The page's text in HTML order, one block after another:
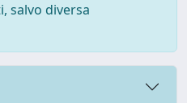
salvo diversa